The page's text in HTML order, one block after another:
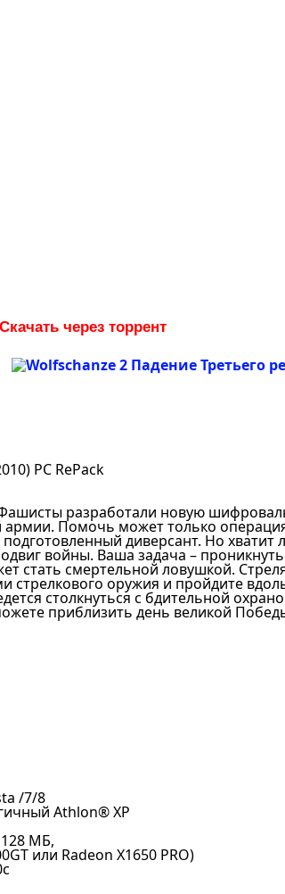
через торрент
PC RePack
разработали новую
Помочь может только
диверсант. Но хватит
войны. Ваша задача –
стать смертельной ловушкой.
стрелкового оружия и пройдите
столкнуться с бдительной
приблизить день великой
/7/8
Athlon® XP
МБ,
или Radeon X1650 PRO)